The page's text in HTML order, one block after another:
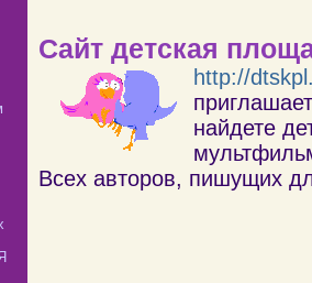
Сайт детская
http://
найдете
Всех авторов, пишущих